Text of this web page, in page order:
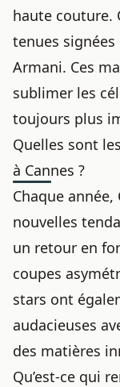
haute couture.
tenues signées
Armani. Ces
sublimer les
toujours plus
Quelles sont
à Cannes ?
Chaque
nouvelles
un retour en
coupes
stars ont
audacieuses
des matières
Qu’est-ce qui